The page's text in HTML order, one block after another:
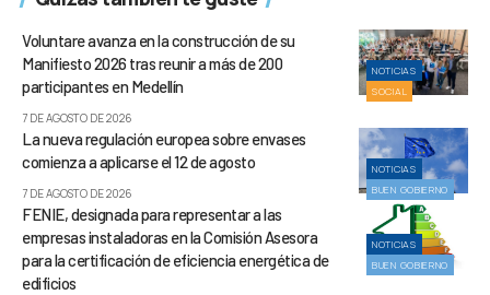
NOTICIAS
SOCIAL
Voluntare avanza en la construcción de su
Manifiesto 2026 tras reunir a más de 200
participantes en Medellín
7 DE AGOSTO DE 2026
NOTICIAS
BUEN GOBIERNO
La nueva regulación europea sobre envases
comienza a aplicarse el 12 de agosto
7 DE AGOSTO DE 2026
NOTICIAS
BUEN GOBIERNO
FENIE, designada para representar a las
empresas instaladoras en la Comisión Asesora
para la certificación de eficiencia energética de
edificios